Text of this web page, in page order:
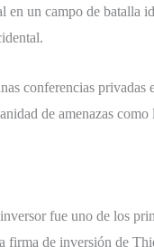
en un campo de
conferencias privadas
de amenazas
fue uno de los
de inversión de